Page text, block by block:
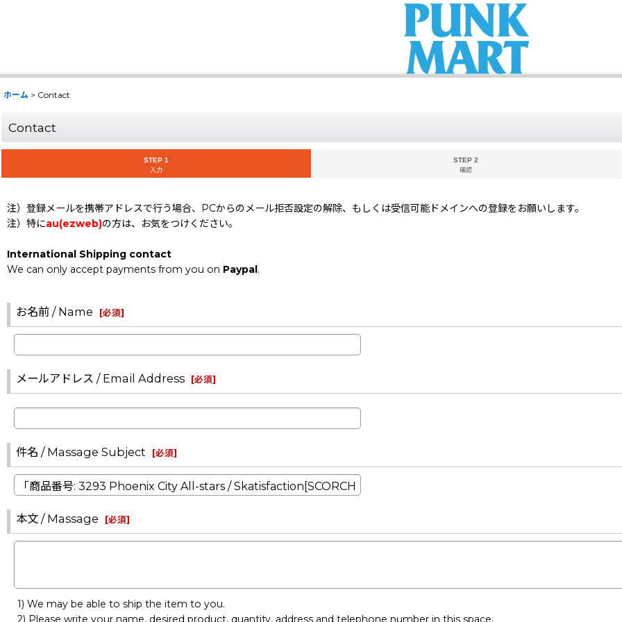
ホーム > Contact
Contact
STEP 1
入力
STEP 2
確認
注）登録メールを携帯アドレスで行う場合、PCからのメール拒否設定の解除、もしくは受信可能ドメインへの登録をお願いします。
注）特にau(ezweb)の方は、お気をつけください。
International Shipping contact
We can only accept payments from you on Paypal.
お名前 / Name [必須]
メールアドレス / Email Address [必須]
件名 / Massage Subject [必須]
本文 / Massage [必須]
1) We may be able to ship the item to you.
2) Please write your name, desired product, quantity, address and telephone number in this space.